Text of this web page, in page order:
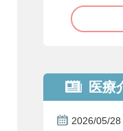
医療
2026/05/28